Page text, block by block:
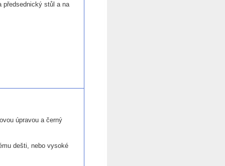
předsednický stůl a na
úpravou a černý
dešti, nebo vysoké